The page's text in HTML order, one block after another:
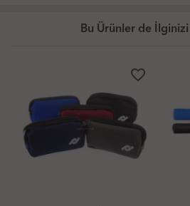
Bu Ürünler de